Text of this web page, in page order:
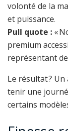
volonté de la
et puissance.
Pull quote : «
premium
représentant
Le résultat ?
tenir une
certains